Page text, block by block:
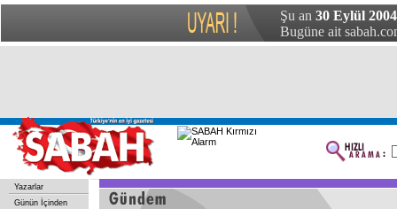
Şu an 30 Eylül
Bugüne ait
Yazarlar
Günün İçinden